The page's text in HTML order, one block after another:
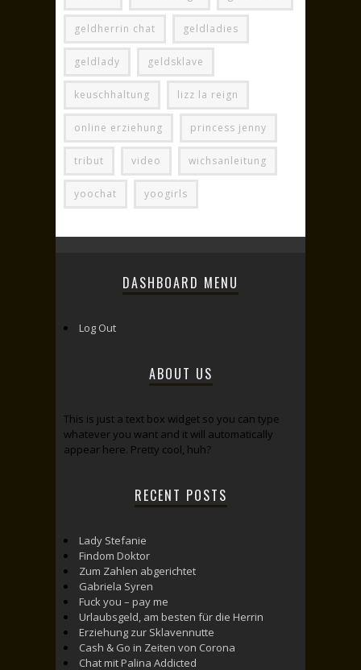
geldherrin chat geldladies
geldlady geldsklave
keuschhaltung lizz la reign
online erziehung princess jenny
tribut video wichsanleitung
yoochat yoogirls
DASHBOARD MENU
Log Out
ABOUT US
This is just a text box widget so you can type
whatever you want and it will automatically
appear here. Pretty cool, huh?
RECENT POSTS
Lady Stefanie
Findom Doktor
Zum Zahlen abgerichtet
Gabriela Syren
Fuck you – pay me
Urlaubsgeld, am besten für die Herrin
Erziehung zur Sklavennutte
Cash & Go in Zeiten von Corona
Chat mit Palina Addicted